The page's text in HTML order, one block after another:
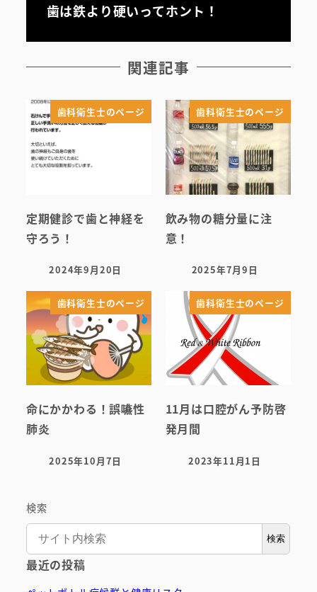
歯は鉄より硬いってホント！
関連記事
歯科衛生士のページ
定期健診で歯と神経を
守ろう！
投稿日
2024年9月20日
歯科衛生士のページ
飲み物の糖分量に注
意！
投稿日
2025年7月9日
歯科衛生士のページ
命にかかわる！誤嚥性
肺炎
投稿日
2025年10月7日
歯科衛生士のページ
11月は口腔がん予防啓
発月間
投稿日
2023年11月1日
検索
検索
最近の投稿